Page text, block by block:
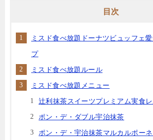
目次
ミスド食べ放題ドーナツビュッフェ
プ
ミスド食べ放題ルール
ミスド食べ放題メニュー
辻利抹茶スイーツプレミアム実食
ポン・デ・ダブル宇治抹茶
ポン・デ・宇治抹茶マルカルポー